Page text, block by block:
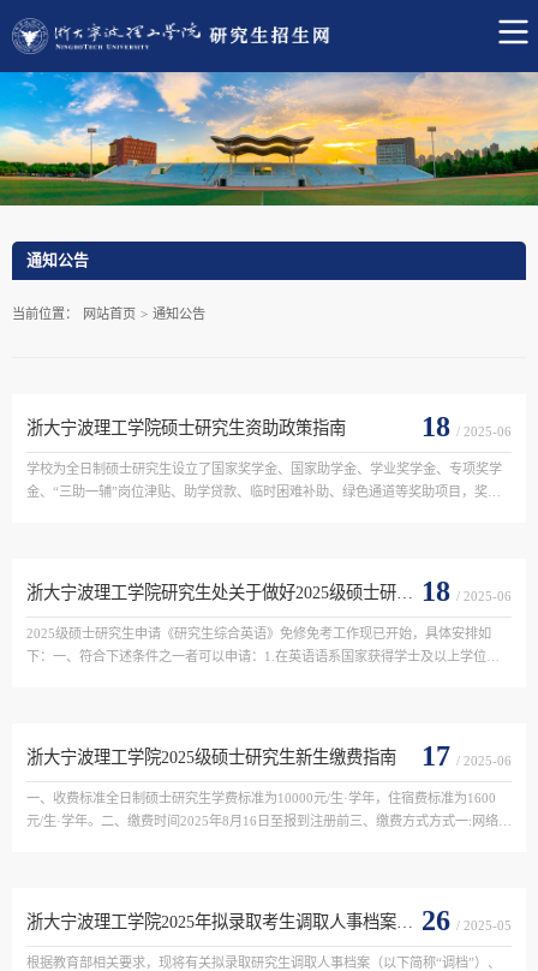
通知公告
当前位置： 网站首页 > 通知公告
浙大宁波理工学院硕士研究生资助政策指南 18 / 2025-06
学校为全日制硕士研究生设立了国家奖学金、国家助学金、学业奖学金、专项奖学
金、“三助一辅”岗位津贴、助学贷款、临时困难补助、绿色通道等奖助项目，奖助
18 / 2025-06
2025级硕士研究生申请《研究生综合英语》免修免考工作现已开始，具体安排如
下：一、符合下述条件之一者可以申请：1.在英语语系国家获得学士及以上学位；2.
浙大宁波理工学院2025级硕士研究生新生缴费指南 17 / 2025-06
一、收费标准全日制硕士研究生学费标准为10000元/生·学年，住宿费标准为1600
元/生·学年。二、缴费时间2025年8月16日至报到注册前三、缴费方式方式一:网络平
26 / 2025-05
根据教育部相关要求，现将有关拟录取研究生调取人事档案（以下简称“调档”）、